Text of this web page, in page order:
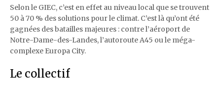
Selon le GIEC, c’est en effet au niveau local que se trouvent
50 à 70 % des solutions pour le climat. C’est là qu’ont été
gagnées des batailles majeures : contre l’aéroport de
Notre-Dame-des-Landes, l’autoroute A45 ou le méga-
complexe Europa City.
Le collectif